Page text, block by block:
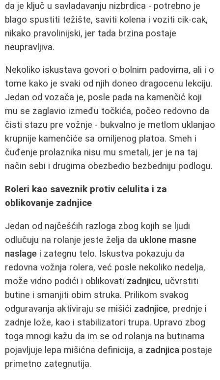
da je ključ u savladavanju nizbrdica - potrebno je
blago spustiti težište, saviti kolena i voziti cik‑cak,
nikako pravolinijski, jer tada brzina postaje
neupravljiva.
Nekoliko iskustava govori o bolnim padovima, ali i o
tome kako je svaki od njih doneo dragocenu lekciju.
Jedan od vozača je, posle pada na kamenčić koji
mu se zaglavio između točkića, počeo redovno da
čisti stazu pre vožnje - bukvalno je metlom uklanjao
krupnije kamenčiće sa omiljenog platoa. Smeh i
čuđenje prolaznika nisu mu smetali, jer je na taj
način sebi i drugima obezbedio bezbedniju podlogu.
Roleri kao saveznik protiv celulita i za
oblikovanje zadnjice
Jedan od najčešćih razloga zbog kojih se ljudi
odlučuju na rolanje jeste želja da uklone masne
naslage i zategnu telo. Iskustva pokazuju da
redovna vožnja rolera, već posle nekoliko nedelja,
može vidno podići i oblikovati zadnjicu, učvrstiti
butine i smanjiti obim struka. Prilikom svakog
odguravanja aktiviraju se mišići zadnjice, prednje i
zadnje lože, kao i stabilizatori trupa. Upravo zbog
toga mnogi kažu da im se od rolanja na butinama
pojavljuje lepa mišićna definicija, a zadnjica postaje
primetno zategnutija.